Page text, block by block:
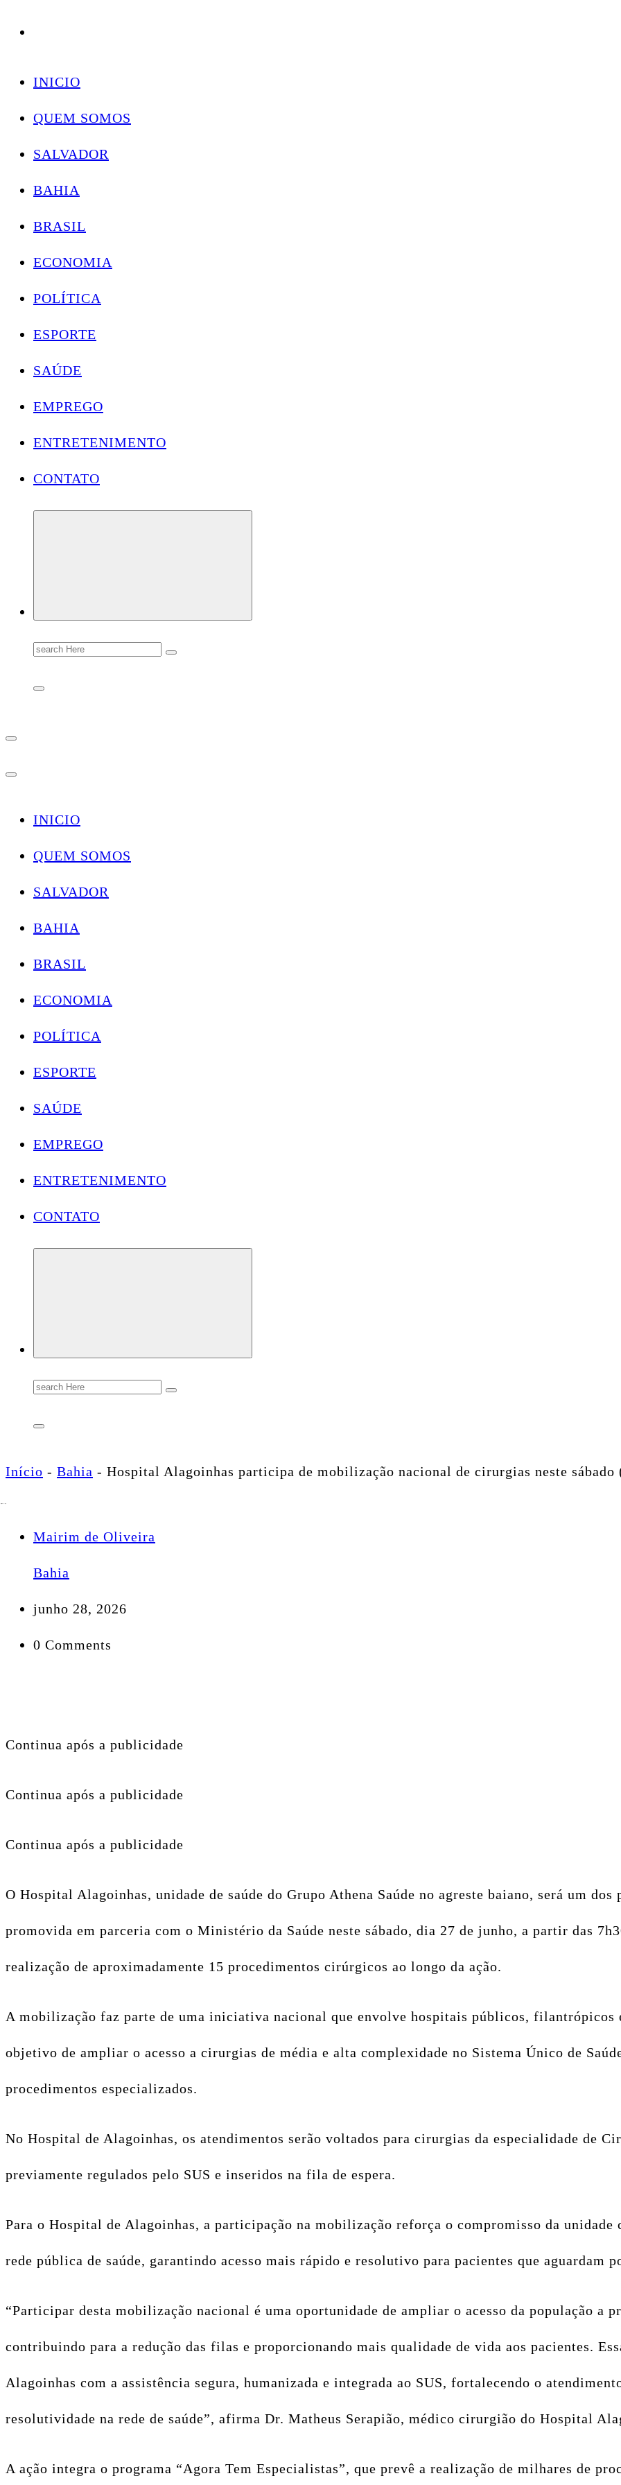
Skip
INICIO
QUEM SOMOS
SALVADOR
BAHIA
BRASIL
ECONOMIA
POLÍTICA
ESPORTE
SAÚDE
EMPREGO
ENTRETENIMENTO
CONTATO
Search
for:
INICIO
QUEM SOMOS
SALVADOR
BAHIA
BRASIL
ECONOMIA
POLÍTICA
ESPORTE
SAÚDE
EMPREGO
ENTRETENIMENTO
CONTATO
Search
for:
Início - Bahia - Hospital Alagoinhas participa de mobilização nacional de cirurgias neste sábado
Mairim de Oliveira
Bahia
junho 28, 2026
0 Comments
Continua após a publicidade
Continua após a publicidade
Continua após a publicidade
O Hospital Alagoinhas, unidade de saúde do Grupo Athena Saúde no agreste baiano, será um
promovida em parceria com o Ministério da Saúde neste sábado, dia 27 de junho, a partir das
realização de aproximadamente 15 procedimentos cirúrgicos ao longo da ação.
A mobilização faz parte de uma iniciativa nacional que envolve hospitais públicos, filantrópicos
objetivo de ampliar o acesso a cirurgias de média e alta complexidade no Sistema Único de
procedimentos especializados.
No Hospital de Alagoinhas, os atendimentos serão voltados para cirurgias da especialidade de
previamente regulados pelo SUS e inseridos na fila de espera.
Para o Hospital de Alagoinhas, a participação na mobilização reforça o compromisso da
rede pública de saúde, garantindo acesso mais rápido e resolutivo para pacientes que aguardam
“Participar desta mobilização nacional é uma oportunidade de ampliar o acesso da população a
contribuindo para a redução das filas e proporcionando mais qualidade de vida aos pacientes.
Alagoinhas com a assistência segura, humanizada e integrada ao SUS, fortalecendo o
resolutividade na rede de saúde”, afirma Dr. Matheus Serapião, médico cirurgião do Hospital
A ação integra o programa “Agora Tem Especialistas”, que prevê a realização de milhares de